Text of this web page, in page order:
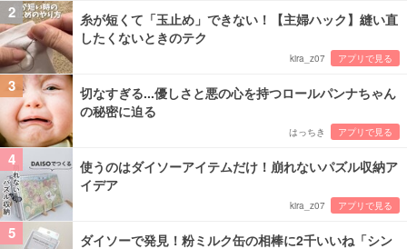
2
糸が短くて「玉止め」できない！【主婦ハック】縫い直
したくないときのテク
kira_z07 アプリで見る
3
切なすぎる...優しさと悪の心を持つロールパンナちゃん
の秘密に迫る
はっちき アプリで見る
4
使うのはダイソーアイテムだけ！崩れないパズル収納ア
イデア
kira_z07 アプリで見る
5
ダイソーで発見！粉ミルク缶の相棒に2千いいね「シン